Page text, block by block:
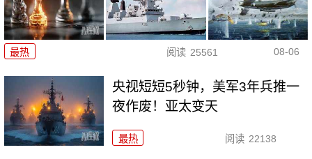
最热 阅读 25561 08-06
央视短短5秒钟，美军3年兵推一
夜作废！亚太变天
最热 阅读 22138